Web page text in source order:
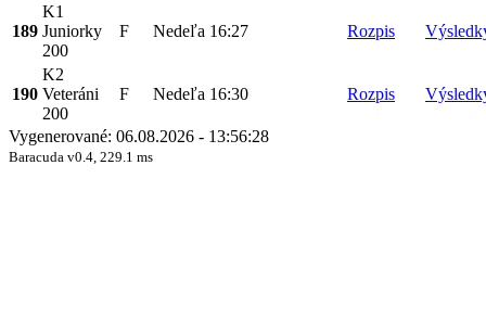
189
K1
Juniorky
200
F Nedeľa 16:27 Rozpis
190
K2
Veteráni
200
F Nedeľa 16:30 Rozpis
Vygenerované: 06.08.2026 - 13:56:28
Baracuda v0.4, 229.1 ms